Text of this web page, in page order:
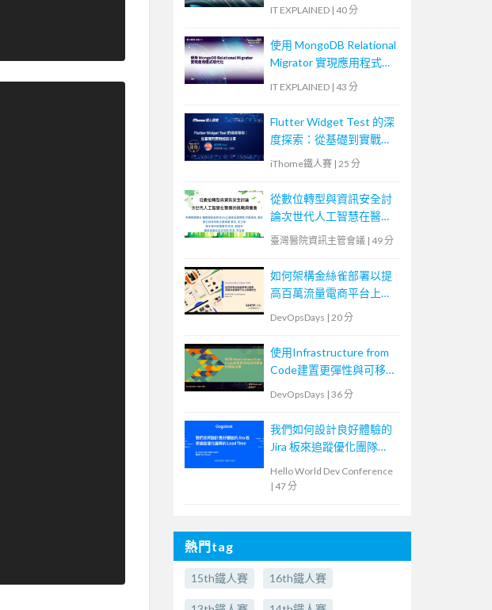
IT EXPLAINED | 40 分
使用 MongoDB Relational
Migrator 實現應用程式現
IT EXPLAINED | 43 分
Flutter Widget Test 的深
度探索：從基礎到實戰經
iThome鐵人賽 | 25 分
從數位轉型與資訊安全討
論次世代人工智慧在醫療
的挑戰與機會
臺灣醫院資訊主管會議 | 49 分
如何架構金絲雀部署以提
高百萬流量電商平台上版
DevOpsDays | 20 分
使用Infrastructure from
Code建置更彈性與可移植
DevOpsDays | 36 分
我們如何設計良好體驗的
Jira 板來追蹤優化團隊
Hello World Dev Conference
| 47 分
熱門tag
15th鐵人賽 16th鐵人賽